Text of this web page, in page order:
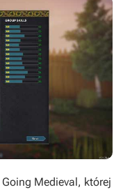
Going Medieval, której